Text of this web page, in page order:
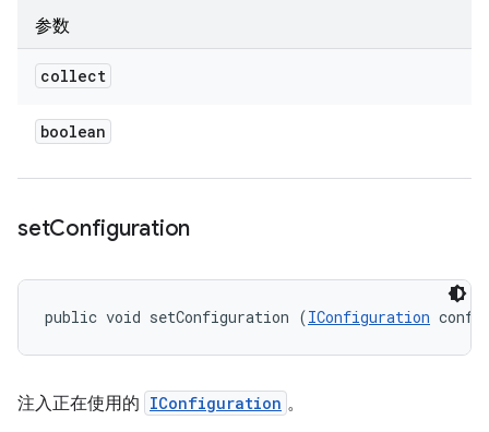
参数
collect
boolean
setConfiguration
public void setConfiguration (IConfiguration
注入正在使用的 IConfiguration 。